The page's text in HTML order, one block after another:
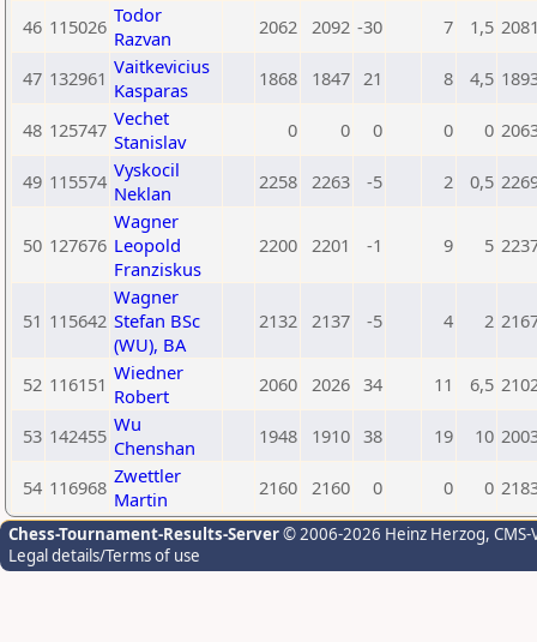
46 115026 Todor
Razvan
2062 2092 -30 7 1,5
47 132961 Vaitkevicius
Kasparas
1868 1847 21 8 4,5
48 125747 Vechet
Stanislav
0 0 0 0 0
49 115574 Vyskocil
Neklan
2258 2263 -5 2 0,5
50 127676
Wagner
Leopold
Franziskus
2200 2201 -1 9 5
51 115642
Wagner
Stefan BSc
(WU), BA
2132 2137 -5 4 2
52 116151 Wiedner
Robert
2060 2026 34 11 6,5
53 142455 Wu
Chenshan
1948 1910 38 19 10
54 116968 Zwettler
Martin
2160 2160 0 0 0
Chess-Tournament-Results-Server© 2006-2026 Heinz Herzog,
Legal details/Terms of use